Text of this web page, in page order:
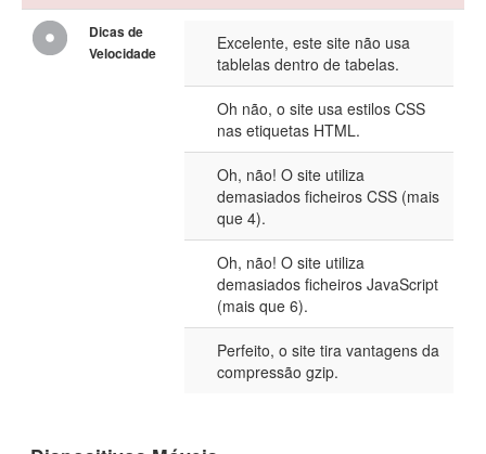
Dicas de
Velocidade
Excelente, este site não usa
tablelas dentro de tabelas.
Oh não, o site usa estilos CSS
nas etiquetas HTML.
Oh, não! O site utiliza
demasiados ficheiros CSS (mais
que 4).
Oh, não! O site utiliza
demasiados ficheiros JavaScript
(mais que 6).
Perfeito, o site tira vantagens da
compressão gzip.